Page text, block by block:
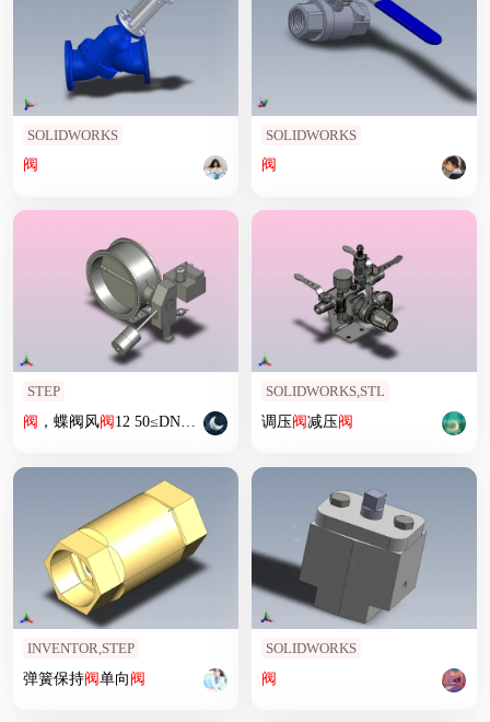
SOLIDWORKS
阀
SOLIDWORKS
阀
STEP
阀 ，蝶阀风阀12 50≤DN≤2250[DN1400] 阀，蝶阀风
SOLIDWORKS,STL
调压阀减压阀
INVENTOR,STEP
弹簧保持阀单向阀
SOLIDWORKS
阀